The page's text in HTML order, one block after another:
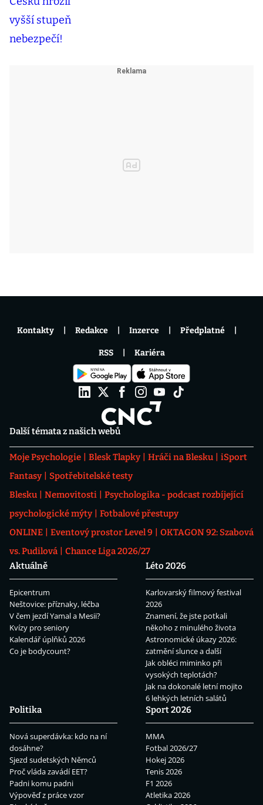
Další témata z našich webů
Moje Psychologie Blesk Tlapky Hráči na Blesku
iSport
Fantasy
Spotřebitelské testy
Blesku
Nemovitosti
Psychologika - podcast rozbíjející
psychologické mýty
Fotbalové přestupy
ONLINE
Eventový prostor Level 9
OKTAGON 92: Szabová
vs. Pudilová
Chance Liga 2026/27
Aktuálně
Epicentrum
Neštovice: příznaky, léčba
V čem jezdí Yamal a Mesii?
Kvízy pro seniory
Kalendář úplňků 2026
Co je bodycount?
Léto 2026
Karlovarský filmový festival
2026
Znamení, že jste potkali
někoho z minulého života
Astronomické úkazy 2026:
zatmění slunce a další
Jak obléci miminko při
vysokých teplotách?
Jak na dokonalé letní mojito
6 lehkých letních salátů
Politika
Nová superdávka: kdo na ní
dosáhne?
Sjezd sudetských Němců
Proč vláda zavádí EET?
Padni komu padni
Výpověď z práce vzor
Sport 2026
MMA
Fotbal 2026/27
Hokej 2026
Tenis 2026
F1 2026
Atletika 2026
Kontakty Redakce Inzerce Předplatné
RSS Kariéra